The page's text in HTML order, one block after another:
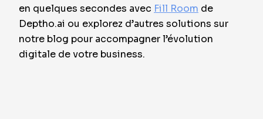
en quelques secondes avec Fill Room de
Deptho.ai ou explorez d’autres solutions sur
notre blog pour accompagner l’évolution
digitale de votre business.